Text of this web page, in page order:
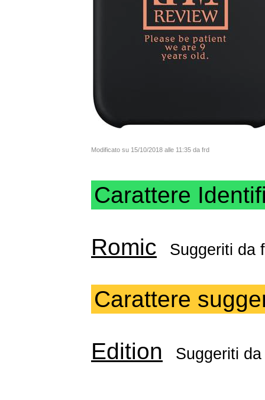
Modificato su 15/10/2018 alle 11:35 da frd
Carattere
Romic Suggeriti da
Carattere
Edition Suggeriti